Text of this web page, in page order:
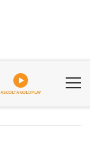
ASCOLTA GOLDPLAY